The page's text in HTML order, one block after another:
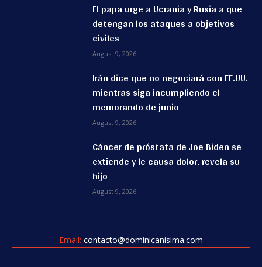
El papa urge a Ucrania y Rusia a que
detengan los ataques a objetivos
civiles
August 9, 2026
Irán dice que no negociará con EE.UU.
mientras siga incumpliendo el
memorando de junio
August 9, 2026
Cáncer de próstata de Joe Biden se
extiende y le causa dolor, revela su
hijo
August 9, 2026
Email: contacto@dominicanisima.com